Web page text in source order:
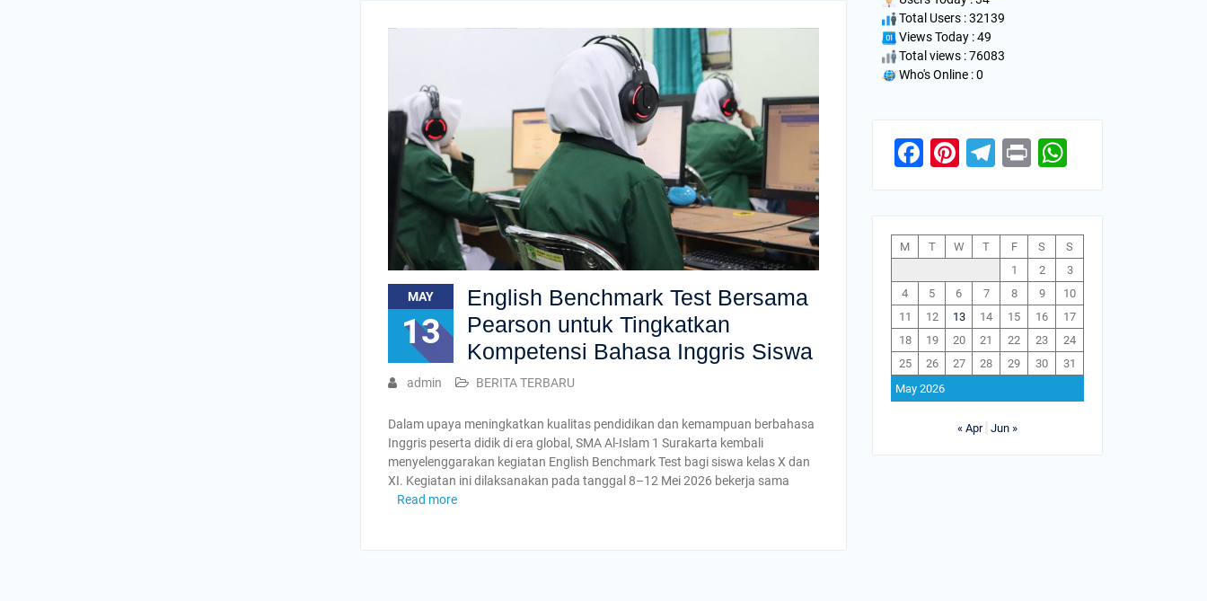
MAY
13
English Benchmark Test Bersama
Pearson untuk Tingkatkan
Kompetensi Bahasa Inggris Siswa
admin BERITA TERBARU
Dalam upaya meningkatkan kualitas pendidikan dan kemampuan berbahasa
Inggris peserta didik di era global, SMA Al-Islam 1 Surakarta kembali
menyelenggarakan kegiatan English Benchmark Test bagi siswa kelas X dan
XI. Kegiatan ini dilaksanakan pada tanggal 8–12 Mei 2026 bekerja sama
Read more
Total Users : 32139
Views Today : 49
Total views : 76083
Who's Online : 0
Facebook
Pinterest
Telegram
Print
May 2026
M T W T F S
S
1
2
3
4
5 6 7 8 9
10
11
12 13 14 15 16
17
18
19 20 21 22 23
24
25
26 27 28 29 30 31
« Apr Jun »